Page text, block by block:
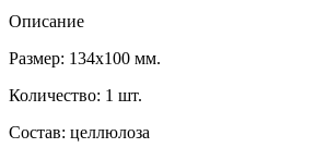
Описание
Размер: 134х100 мм.
Количество: 1 шт.
Состав: целлюлоза